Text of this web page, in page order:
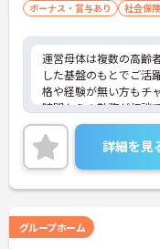
ボーナス・賞与あり
社会保
運営母体は複数の高齢
した基盤のもとでご活
格や経験が無い方もチ
時間からの勤務が相談
との両立もしやすい環
あり）や昇給の実績も
かりと評価されます。
や、育休からの復職を
（プラス）制度（最大
す。社内研修やキャリ
キルアップを目指した
詳細を見
グループホーム